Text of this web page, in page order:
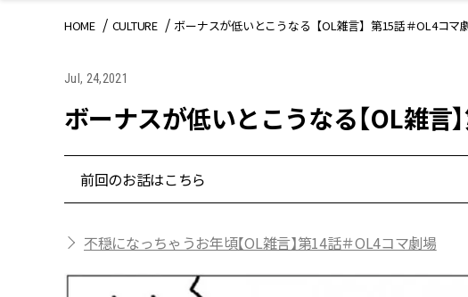
HOME CULTURE ボーナスが低いとこうなる【OL雑言】第15話＃OL4コマ
Jul, 24,2021
ボーナスが低いとこうなる【OL雑言
前回のお話はこちら
不穏になっちゃうお年頃【OL雑言】第14話＃OL4コマ劇場